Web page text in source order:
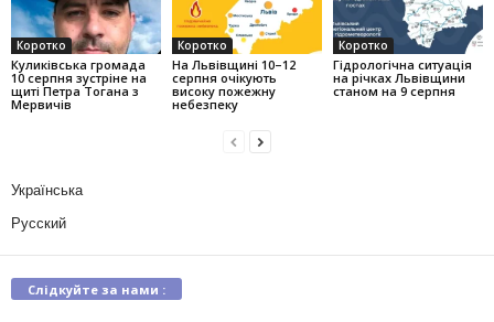
Коротко
Куликівська громада
10 серпня зустріне на
щиті Петра Тогана з
Мервичів
Коротко
На Львівщині 10–12
серпня очікують
високу пожежну
небезпеку
Коротко
Гідрологічна ситуація
на річках Львівщини
станом на 9 серпня
Українська
Русский
Слідкуйте за нами :